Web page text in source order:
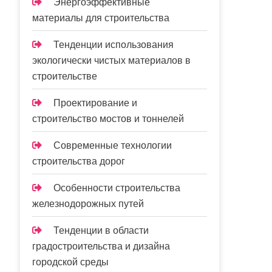
Энергоэффективные
материалы для строительства
Тенденции использования
экологически чистых материалов в
строительстве
Проектирование и
строительство мостов и тоннелей
Современные технологии
строительства дорог
Особенности строительства
железнодорожных путей
Тенденции в области
градостроительства и дизайна
городской среды